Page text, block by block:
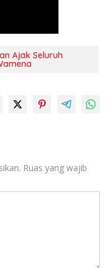
Ajak Seluruh
Ruas yang wajib